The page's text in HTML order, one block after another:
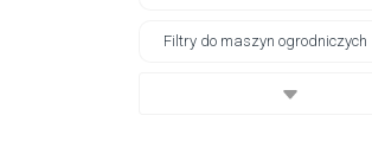
Filtry do maszyn ogrodniczych